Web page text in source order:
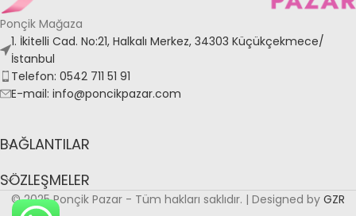
Ponçik Mağaza
1. İkitelli Cad. No:21, Halkalı Merkez, 34303 Küçükçekmece/
İstanbul
Telefon: 0542 711 51 91
E-mail: info@poncikpazar.com
BAĞLANTILAR
SÖZLEŞMELER
© 2025 Ponçik Pazar - Tüm hakları saklıdır. | Designed by GZR